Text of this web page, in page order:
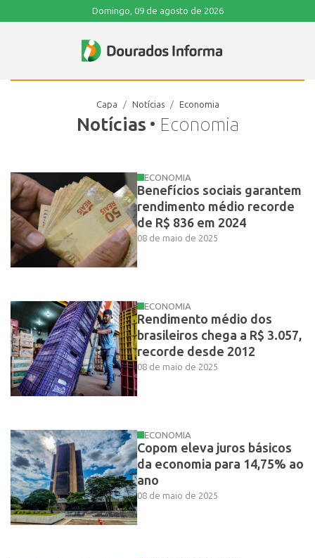
Domingo, 09 de agosto de 2026
Notícias • Economia
Capa Notícias Economia
ECONOMIA
Benefícios sociais garantem
rendimento médio recorde
de R$ 836 em 2024
08 de maio de 2025
ECONOMIA
Rendimento médio dos
brasileiros chega a R$ 3.057,
recorde desde 2012
08 de maio de 2025
ECONOMIA
Copom eleva juros básicos
da economia para 14,75% ao
ano
08 de maio de 2025